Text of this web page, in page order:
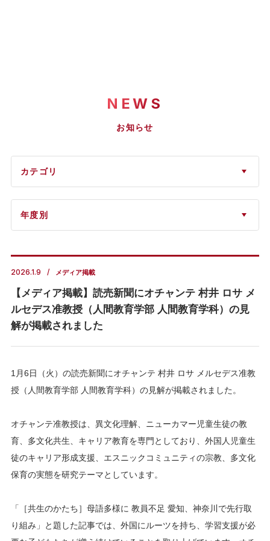
NEWS
お知らせ
2026.1.9 メディア掲載
【メディア掲載】読売新聞にオチャンテ 村井 ロサ メ
ルセデス准教授（人間教育学部 人間教育学科）の見
解が掲載されました
1月6日（火）の読売新聞にオチャンテ 村井 ロサ メルセデス准教
授（人間教育学部 人間教育学科）の見解が掲載されました。
オチャンテ准教授は、異文化理解、ニューカマー児童生徒の教
育、多文化共生、キャリア教育を専門としており、外国人児童生
徒のキャリア形成支援、エスニックコミュニティの宗教、多文化
保育の実態を研究テーマとしています。
「［共生のかたち］母語多様に 教員不足 愛知、神奈川で先行取
り組み」と題した記事では、外国にルーツを持ち、学習支援が必
カテゴリ
年度別